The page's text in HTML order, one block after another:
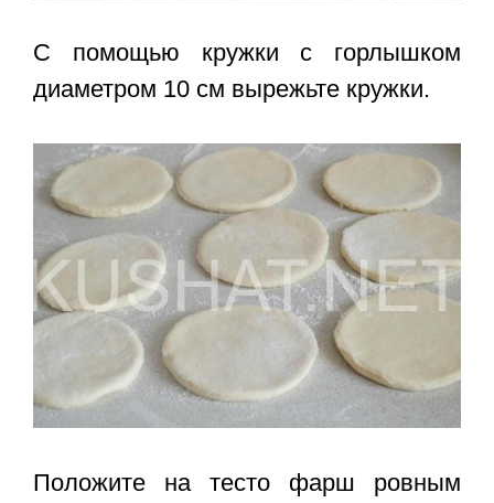
С помощью кружки с горлышком
диаметром 10 см вырежьте кружки.
Положите на тесто фарш ровным